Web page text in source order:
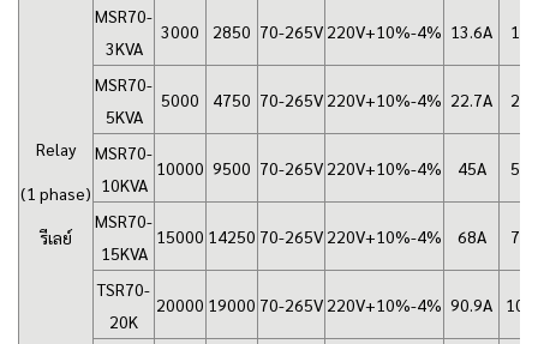
Relay
(1 phase)
รีเลย์
MSR70-
3KVA
3000 2850 70-265V 220V+10%-4% 13.6A 15A
MSR70-
5KVA
5000 4750 70-265V 220V+10%-4% 22.7A 25A
MSR70-
10KVA
10000 9500 70-265V 220V+10%-4% 45A 50A
MSR70-
15KVA
15000 14250 70-265V 220V+10%-4% 68A 75A
TSR70-
20K
20000 19000 70-265V 220V+10%-4% 90.9A